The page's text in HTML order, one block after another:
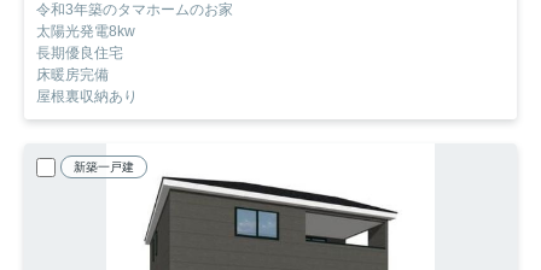
令和3年築のタマホームのお家
太陽光発電8kw
長期優良住宅
床暖房完備
屋根裏収納あり
新築一戸建